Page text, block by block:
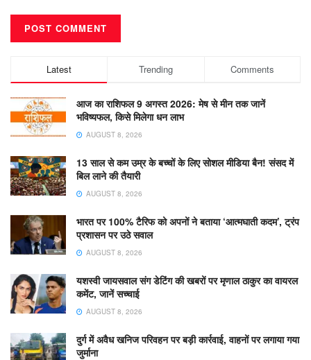
Latest Trending Comments
आज का राशिफल 9 अगस्त 2026: मेष से मीन तक जानें
भविष्यफल, किसे मिलेगा धन लाभ
AUGUST 8, 2026
13 साल से कम उम्र के बच्चों के लिए सोशल मीडिया बैन! संसद में
बिल लाने की तैयारी
AUGUST 8, 2026
भारत पर 100% टैरिफ को अपनों ने बताया ‘आत्मघाती कदम’, ट्रंप
प्रशासन पर उठे सवाल
AUGUST 8, 2026
यशस्वी जायसवाल संग डेटिंग की खबरों पर मृणाल ठाकुर का वायरल
कमेंट, जानें सच्चाई
AUGUST 8, 2026
दुर्ग में अवैध खनिज परिवहन पर बड़ी कार्रवाई, वाहनों पर लगाया गया
जुर्माना